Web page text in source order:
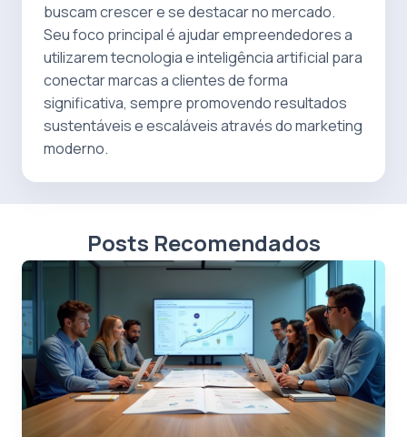
buscam crescer e se destacar no mercado.
Seu foco principal é ajudar empreendedores a
utilizarem tecnologia e inteligência artificial para
conectar marcas a clientes de forma
significativa, sempre promovendo resultados
sustentáveis e escaláveis através do marketing
moderno.
Posts Recomendados